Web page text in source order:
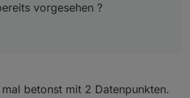
vorgesehen ?
betonst mit 2 Datenpunkten.